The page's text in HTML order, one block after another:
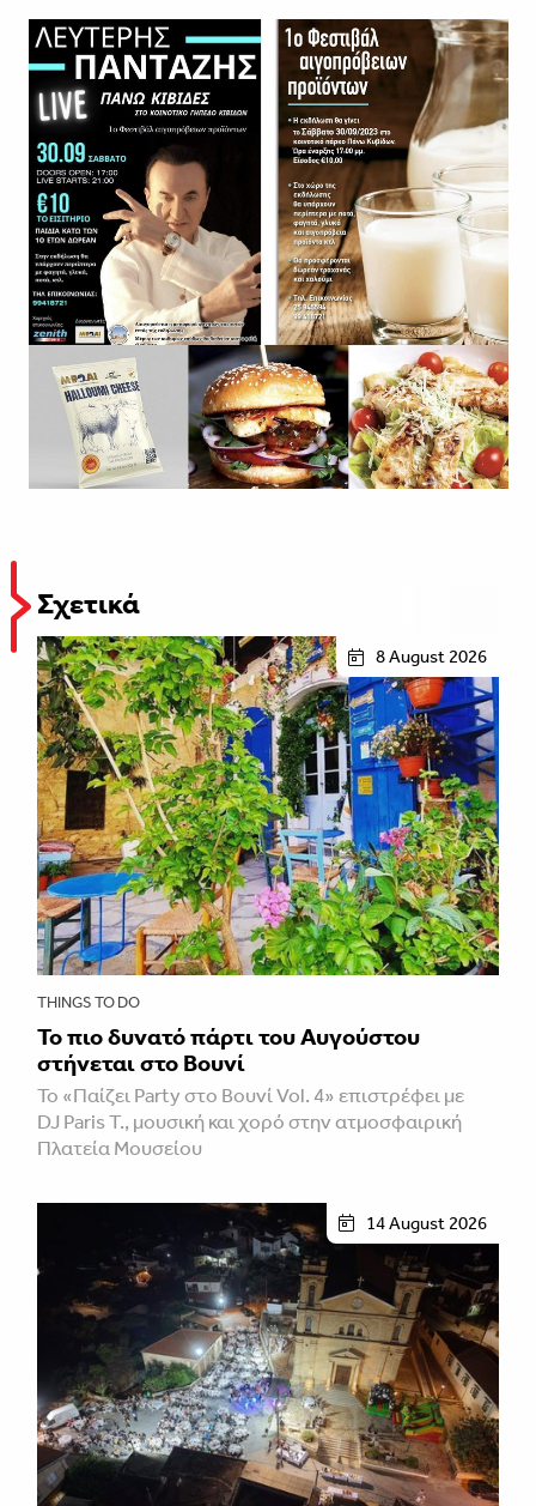
Σχετικά
8 August 2026
THINGS TO DO
Το πιο δυνατό πάρτι του Αυγούστου
στήνεται στο Βουνί
Το «Παίζει Party στο Βουνί Vol. 4» επιστρέφει με
DJ Paris T., μουσική και χορό στην ατμοσφαιρική
Πλατεία Μουσείου
14 August 2026